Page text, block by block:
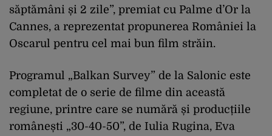
săptămâni și 2 zile”, premiat cu Palme d’Or la
Cannes, a reprezentat propunerea României la
Oscarul pentru cel mai bun film străin.
Programul „Balkan Survey” de la Salonic este
completat de o serie de filme din această
regiune, printre care se numără și producțiile
românești „30-40-50”, de Iulia Rugina, Eva